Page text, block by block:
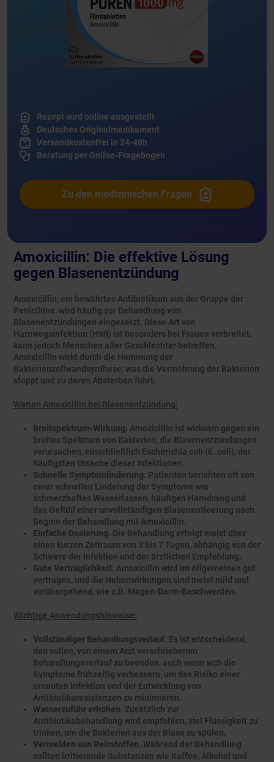
Amoxicillin: Die effektive Lösung
gegen Blasenentzündung
Amoxicillin, ein bewährtes Antibiotikum aus der Gruppe der
Penicilline, wird häufig zur Behandlung von
Blasenentzündungen eingesetzt. Diese Art von
Harnwegsinfektion (HWI) ist besonders bei Frauen verbreitet,
kann jedoch Menschen aller Geschlechter betreffen.
Amoxicillin wirkt durch die Hemmung der
Bakterienzellwandsynthese, was die Vermehrung der Bakterien
stoppt und zu deren Absterben führt.
Warum Amoxicillin bei Blasenentzündung:
Breitspektrum-Wirkung. Amoxicillin ist wirksam gegen ein
breites Spektrum von Bakterien, die Blasenentzündungen
verursachen, einschließlich Escherichia coli (E. coli), der
häufigsten Ursache dieser Infektionen.
Schnelle Symptomlinderung. Patienten berichten oft von
einer schnellen Linderung der Symptome wie
schmerzhaftes Wasserlassen, häufigen Harndrang und
das Gefühl einer unvollständigen Blasenentleerung nach
Beginn der Behandlung mit Amoxicillin.
Einfache Dosierung. Die Behandlung erfolgt meist über
einen kurzen Zeitraum von 3 bis 7 Tagen, abhängig von der
Schwere der Infektion und der ärztlichen Empfehlung.
Gute Verträglichkeit. Amoxicillin wird im Allgemeinen gut
vertragen, und die Nebenwirkungen sind meist mild und
vorübergehend, wie z.B. Magen-Darm-Beschwerden.
Wichtige Anwendungshinweise:
Vollständiger Behandlungsverlauf. Es ist entscheidend,
den vollen, von einem Arzt verschriebenen
Behandlungsverlauf zu beenden, auch wenn sich die
Symptome frühzeitig verbessern, um das Risiko einer
erneuten Infektion und der Entwicklung von
Antibiotikaresistenzen zu minimieren.
Wasserzufuhr erhöhen. Zusätzlich zur
Antibiotikabehandlung wird empfohlen, viel Flüssigkeit zu
trinken, um die Bakterien aus der Blase zu spülen.
Vermeiden von Reizstoffen. Während der Behandlung
sollten irritierende Substanzen wie Kaffee, Alkohol und
Rezept wird online ausgestellt
Deutsches Originalmedikament
Versandkostenfrei in 24-48h
Beratung per Online-Fragebogen
Zu den medizinischen Fragen